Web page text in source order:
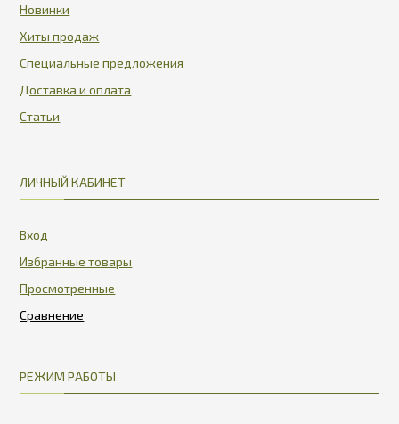
Новинки
Хиты продаж
Специальные предложения
Доставка и оплата
Статьи
ЛИЧНЫЙ КАБИНЕТ
Вход
Избранные товары
Просмотренные
РЕЖИМ РАБОТЫ